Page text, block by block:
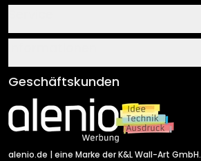
Über uns
Klebe- und Montageanleitungen
Newsletter An-/Abmeldung
Sendungsverfolgung
AGB
Impressum
Versand & Zahlung
Rücksendung
Geschäftskunden
alenio.de | eine Marke der K&L Wall-Art GmbH.